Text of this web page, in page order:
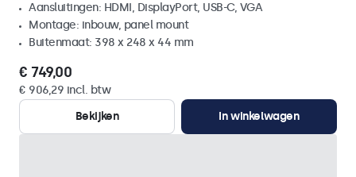
Aansluitingen: HDMI, DisplayPort, USB-C, VGA
Montage: inbouw, panel mount
Buitenmaat: 398 x 248 x 44 mm
€ 749,00
€ 906,29 incl. btw
Bekijken
In winkelwagen